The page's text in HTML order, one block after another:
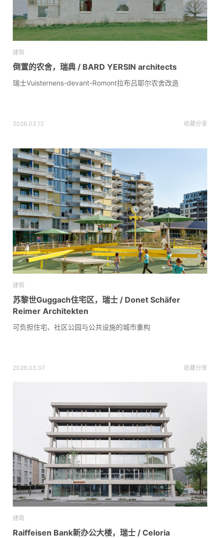
建筑
倒置的农舍，瑞典 / BARD YERSIN architects
瑞士Vuisternens-devant-Romont拉布吕耶尔农舍改造
2026.03.12 收藏分享
建筑
苏黎世Guggach住宅区，瑞士 / Donet Schäfer
Reimer Architekten
可负担住宅、社区公园与公共设施的城市重构
2026.03.07 收藏分享
建筑
Raiffeisen Bank新办公大楼，瑞士 / Celoria